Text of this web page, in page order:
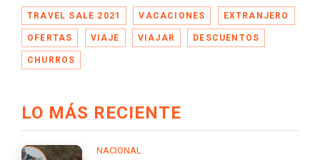
TRAVEL SALE 2021 VACACIONES EXTRANJERO
OFERTAS VIAJE VIAJAR DESCUENTOS
CHURROS
LO MÁS RECIENTE
NACIONAL